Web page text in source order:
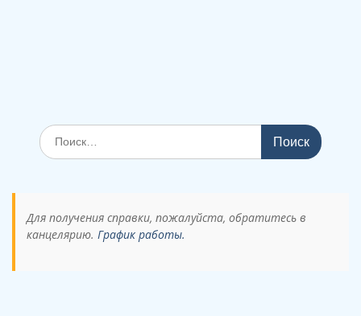
Поиск
по:
Для получения справки, пожалуйста, обратитесь в
канцелярию. График работы.